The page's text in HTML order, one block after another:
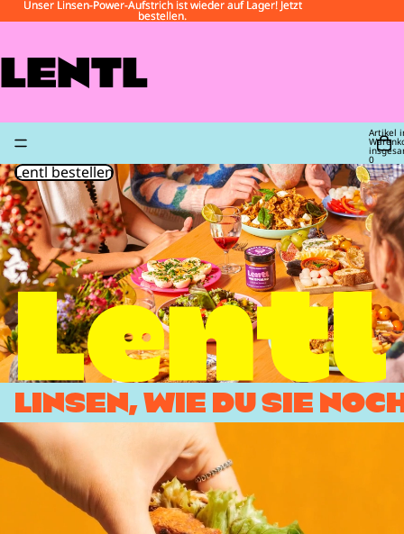
Unser Linsen-Power-Aufstrich ist wieder auf Lager! Jetzt
bestellen.
Unser Linsen-Power-Aufstrich ist wieder auf Lager! Jetzt
bestellen.
LENTL
Artikel
0
Lentl bestellen
LINSEN, WIE DU SIE